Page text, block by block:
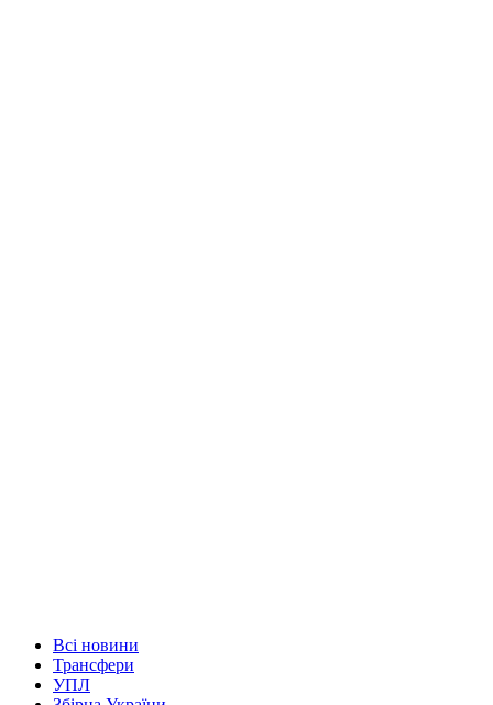
Всі новини
Трансфери
УПЛ